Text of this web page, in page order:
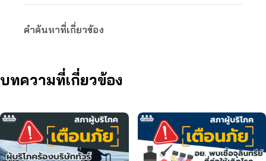
คำค้นหาที่เกี่ยวข้อง
บทความที่เกี่ยวข้อง